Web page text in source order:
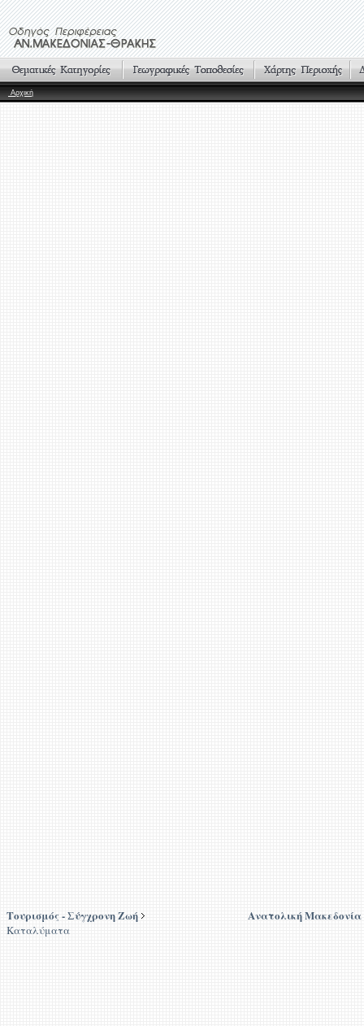
Αρχική
Τουρισμός - Σύγχρονη Ζωή
Καταλύματα
Ανατολική